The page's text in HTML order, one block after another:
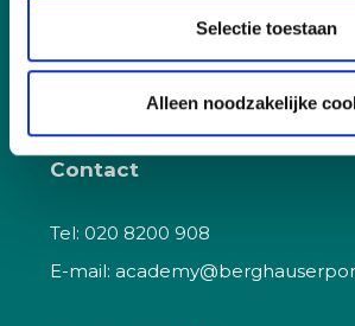
Selectie toestaan
Alleen noodzakelijke
Veelgestelde vragen
Contact
Tel: 020 8200 908
E-mail: